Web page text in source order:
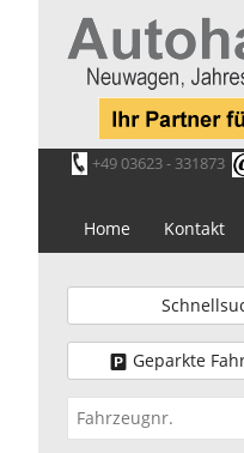
+49 03623 - 331873
Home Kontakt
Geparkte
Fahrzeugnr.